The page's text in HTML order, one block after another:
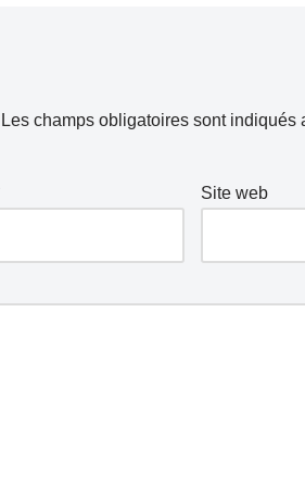
Les champs obligatoires sont indiqués
Site web